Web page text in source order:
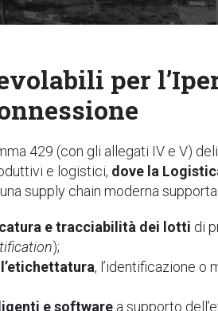
per
429 (con gli allegati IV e V)
e logistici, dove la
supply chain moderna
e tracciabilità dei lotti di
);
, l’identificazione
e software a supporto